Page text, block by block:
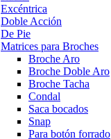
Excéntrica
Doble Acción
De Pie
Matrices para Broches
Broche Aro
Broche Doble Aro
Broche Tacha
Condal
Saca bocados
Snap
Para botón forrado